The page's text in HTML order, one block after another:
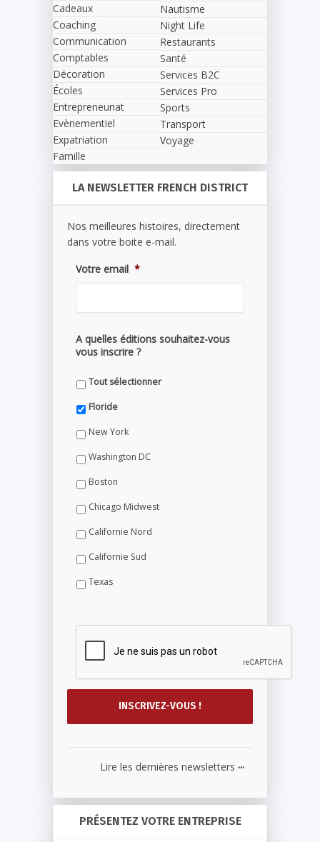
Cadeaux
Coaching
Communication
Comptables
Décoration
Écoles
Entrepreneuriat
Evènementiel
Expatriation
Famille
Nautisme
Night Life
Restaurants
Santé
Services B2C
Services Pro
Sports
Transport
Voyage
LA NEWSLETTER FRENCH DISTRICT
Nos meilleures histoires, directement
dans votre boite e-mail.
Votre email *
A quelles éditions souhaitez-vous
vous inscrire ?
Tout sélectionner
Floride
New York
Washington DC
Boston
Chicago Midwest
Californie Nord
Californie Sud
Texas
Lire les dernières newsletters ...
PRÉSENTEZ VOTRE ENTREPRISE